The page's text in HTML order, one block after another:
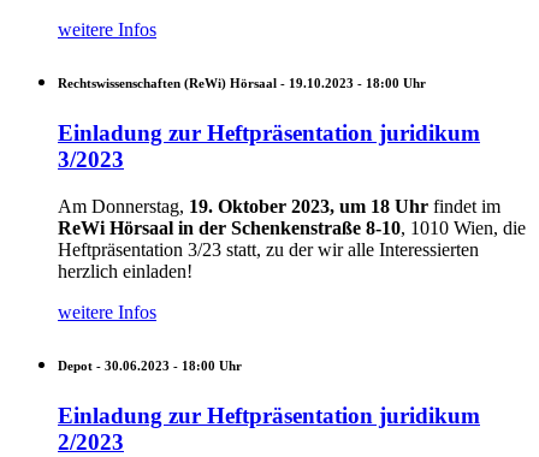
weitere Infos
Rechtswissenschaften (ReWi) Hörsaal - 19.10.2023 - 18:00 Uhr
Einladung zur Heftpräsentation juridikum
3/2023
Am Donnerstag, 19. Oktober 2023, um 18 Uhr findet im
ReWi Hörsaal in der Schenkenstraße 8-10, 1010 Wien, die
Heftpräsentation 3/23 statt, zu der wir alle Interessierten
herzlich einladen!
weitere Infos
Depot - 30.06.2023 - 18:00 Uhr
Einladung zur Heftpräsentation juridikum
2/2023